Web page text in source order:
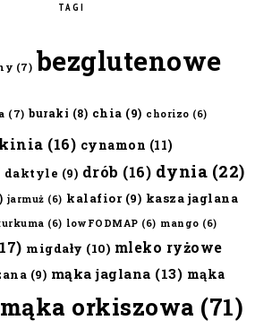
TAGI
(7) bezglutenowe
(7) buraki (8) chia (9) chorizo (6)
(16) cynamon (11)
daktyle (9) drób (16) dynia (22)
jarmuż (6) kalafior(9) kasza jaglana
(6) lowFODMAP (6) mango (6)
migdały (10) mleko ryżowe
(9) mąka jaglana (13) mąka
mąka orkiszowa (71)